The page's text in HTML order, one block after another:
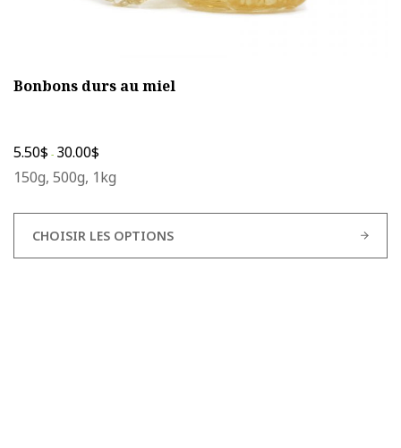
Bonbons durs au miel
5.50$ - 30.00$
150g, 500g, 1kg
CHOISIR LES OPTIONS